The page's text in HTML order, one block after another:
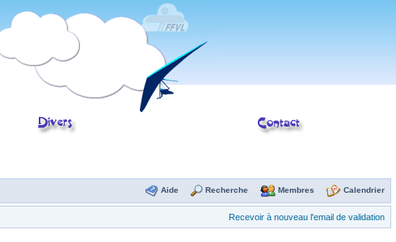
Aide Recherche Membres Calendrier
Recevoir à nouveau l'email de validation